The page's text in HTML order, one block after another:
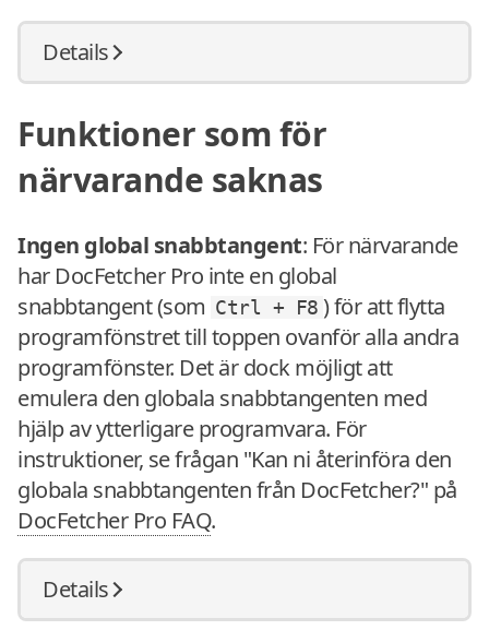
Details
Funktioner som för
närvarande saknas
Ingen global snabbtangent: För närvarande
har DocFetcher Pro inte en global
snabbtangent (som Ctrl + F8 ) för att flytta
programfönstret till toppen ovanför alla andra
programfönster. Det är dock möjligt att
emulera den globala snabbtangenten med
hjälp av ytterligare programvara. För
instruktioner, se frågan "Kan ni återinföra den
globala snabbtangenten från DocFetcher?" på
DocFetcher Pro FAQ.
Details